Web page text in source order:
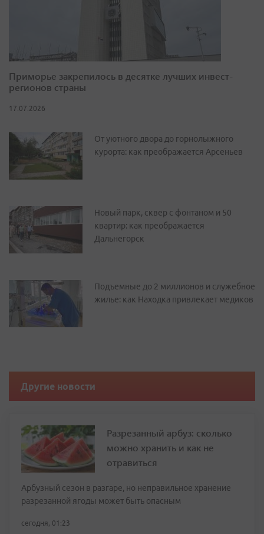
Приморье закрепилось в десятке лучших инвест-
регионов страны
17.07.2026
От уютного двора до горнолыжного
курорта: как преображается Арсеньев
Новый парк, сквер с фонтаном и 50
квартир: как преображается
Дальнегорск
Подъемные до 2 миллионов и служебное
жилье: как Находка привлекает медиков
Другие новости
Разрезанный арбуз: сколько
можно хранить и как не
отравиться
Арбузный сезон в разгаре, но неправильное хранение
разрезанной ягоды может быть опасным
сегодня, 01:23